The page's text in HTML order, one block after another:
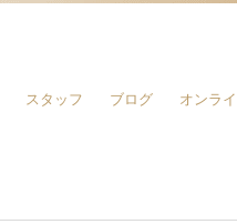
スタッフ ブログ オンラ